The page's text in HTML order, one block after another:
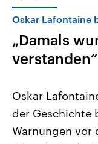
Themen
Landtagswahl
2026
Oskar Lafontaine
„Damals
verstanden“
Oskar
der Geschichte
Warnungen vor